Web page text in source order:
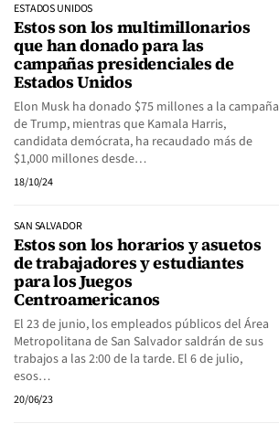
ESTADOS UNIDOS
Estos son los multimillonarios
que han donado para las
campañas presidenciales de
Estados Unidos
Elon Musk ha donado $75 millones a la campaña
de Trump, mientras que Kamala Harris,
candidata demócrata, ha recaudado más de
$1,000 millones desde…
18/10/24
SAN SALVADOR
Estos son los horarios y asuetos
de trabajadores y estudiantes
para los Juegos
Centroamericanos
El 23 de junio, los empleados públicos del Área
Metropolitana de San Salvador saldrán de sus
trabajos a las 2:00 de la tarde. El 6 de julio,
esos…
20/06/23